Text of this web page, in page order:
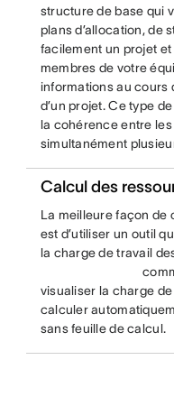
structure de base qui
plans d’allocation, de
facilement un projet
membres de votre
informations au cours
d’un projet. Ce type
la cohérence entre
simultanément
Calcul des
La meilleure façon de
est d’utiliser un outil
la charge de travail
visualiser la charge
calculer
sans feuille de calcul.